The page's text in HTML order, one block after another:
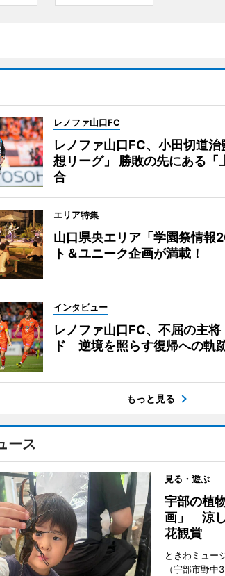
レノファ山口FC
レノファ山口FC、小田切道
想リーグ」 勝敗の先にある
合
エリア特集
山口県央エリア「学園祭情報
ト＆ユニーク企画が満載！
インタビュー
レノファ山口FC、不屈の主
ド 逆境を照らす復帰への軌
もっと見る
ース
見る・遊ぶ
宇部の植
画」 涼し
花観賞
ときわミュー
（宇部市野